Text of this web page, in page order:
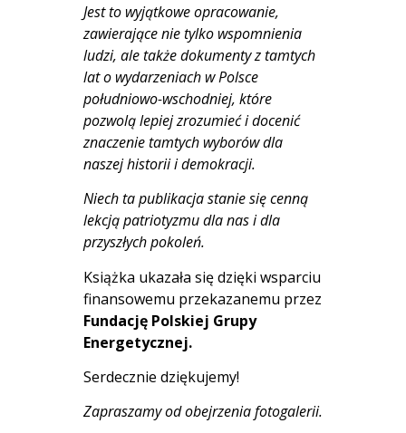
Jest to wyjątkowe opracowanie,
zawierające nie tylko wspomnienia
ludzi, ale także dokumenty z tamtych
lat o wydarzeniach w Polsce
południowo-wschodniej, które
pozwolą lepiej zrozumieć i docenić
znaczenie tamtych wyborów dla
naszej historii i demokracji.
Niech ta publikacja stanie się cenną
lekcją patriotyzmu dla nas i dla
przyszłych pokoleń.
Książka ukazała się dzięki wsparciu
finansowemu przekazanemu przez
Fundację Polskiej Grupy
Energetycznej.
Serdecznie dziękujemy!
Zapraszamy od obejrzenia fotogalerii.